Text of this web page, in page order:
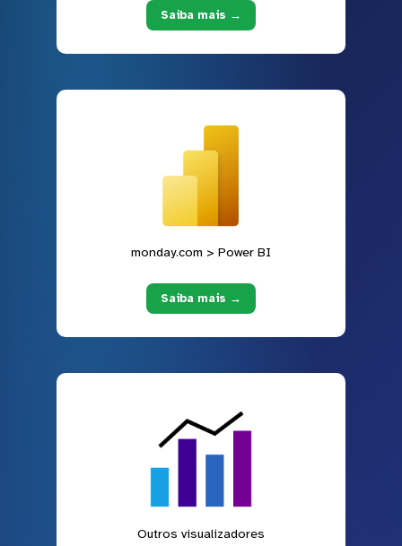
Saiba mais →
monday.com > Power BI
Saiba mais →
Outros visualizadores